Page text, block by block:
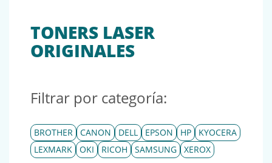
TONERS LASER
ORIGINALES
Filtrar por categoría:
BROTHER CANON DELL EPSON HP
KYOCERA
LEXMARK
OKI RICOH SAMSUNG XEROX